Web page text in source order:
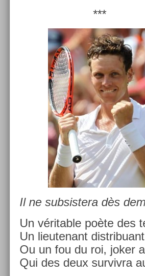
***
Il ne sub­sis­tera dès
Un vérit­able poète des
Un li­eutenant
Ou un fou du roi, joker
Qui des deux sur­viv­ra